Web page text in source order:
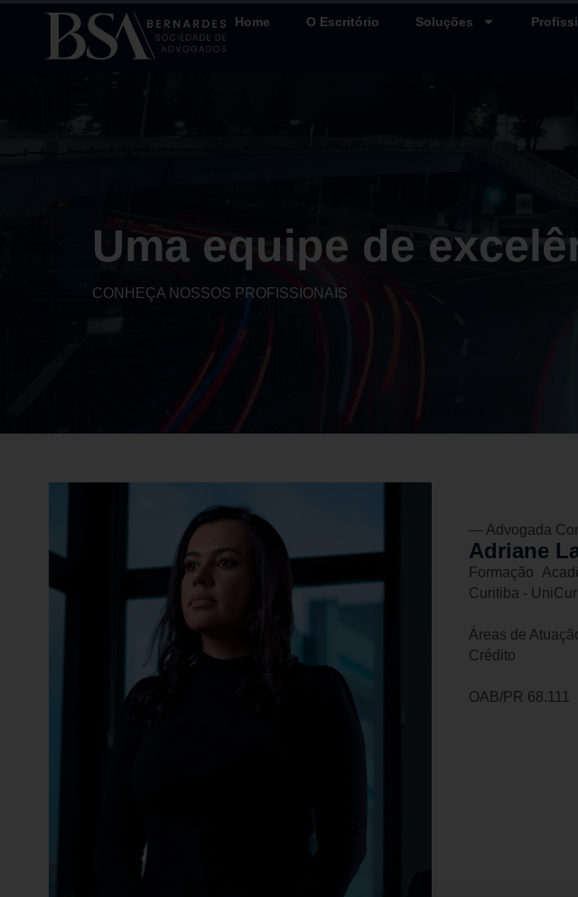
Home O Escritório Soluções
Uma equipe de
CONHEÇA NOSSOS PROFISSIONAIS
— Advogada
Adriane
Formação
Curitiba -
Áreas de
Crédito
OAB/PR 68.111